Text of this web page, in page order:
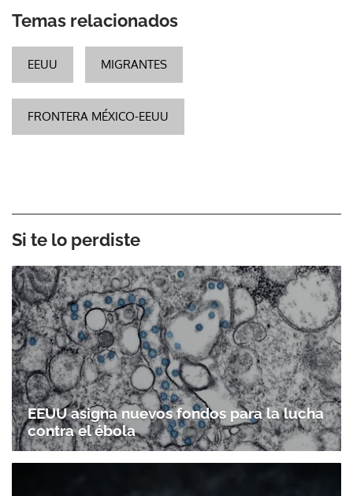
Temas relacionados
EEUU MIGRANTES
FRONTERA MÉXICO-EEUU
Si te lo perdiste
EEUU asigna nuevos fondos para la lucha
contra el ébola